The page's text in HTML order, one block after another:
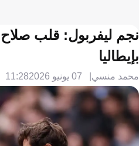
نجم ليفربول: قلب صلاح
بإيطاليا
محمد منسي 07 يونيو 2026 11:28